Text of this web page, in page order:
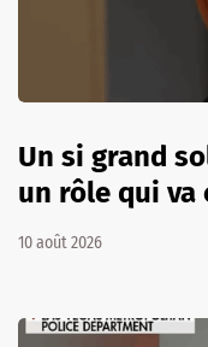
Un si grand
un rôle qui va
10 août 2026